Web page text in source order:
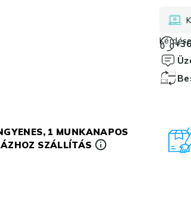
1 MUNKANAPOS
SZÁLLÍTÁS